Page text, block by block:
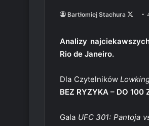
Bartłomiej Stachura
X
Analizy
Rio de Janeiro.
Dla Czytelników
BEZ RYZYKA – DO 100
Gala UFC 301: Pantoja